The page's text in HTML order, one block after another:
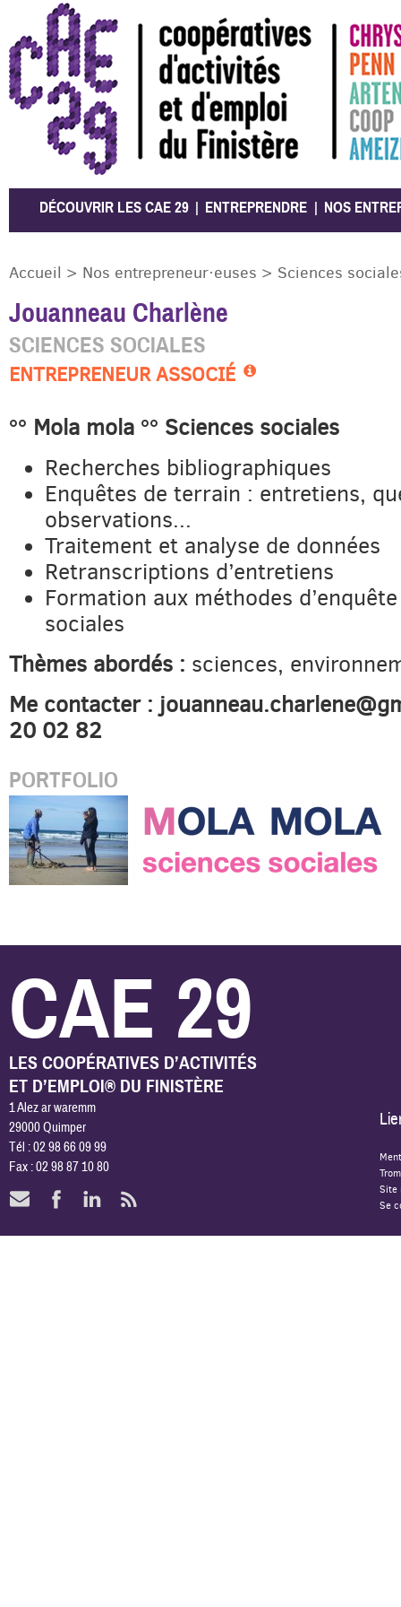
CAE 29
DÉCOUVRIR LES CAE 29 ENTREPRENDRE NOS
Accueil > Nos entrepreneur·euses > Sciences
Jouanneau Charlène
SCIENCES SOCIALES
ENTREPRENEUR ASSOCIÉ
°° Mola mola °° Sciences sociales
Recherches bibliographiques
Enquêtes de terrain : entretiens,
observations...
Traitement et analyse de données
Retranscriptions d’entretiens
Formation aux méthodes
sociales
Thèmes abordés : sciences,
Me contacter :
20 02 82
PORTFOLIO
CAE 29
LES COOPÉRATIVES D’ACTIVITÉS
ET D’EMPLOI® DU FINISTÈRE
1 Alez ar waremm
29000 Quimper
Tél : 02 98 66 09 99
Fax : 02 98 87 10 80
Site
Se